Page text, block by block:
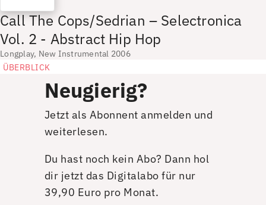
Call The Cops/Sedrian – Selectronica
Vol. 2 - Abstract Hip Hop
Longplay, New Instrumental 2006
ÜBERBLICK
Neugierig?
Jetzt als Abonnent anmelden und
weiterlesen.
Du hast noch kein Abo? Dann hol
dir jetzt das Digitalabo für nur
39,90 Euro pro Monat.